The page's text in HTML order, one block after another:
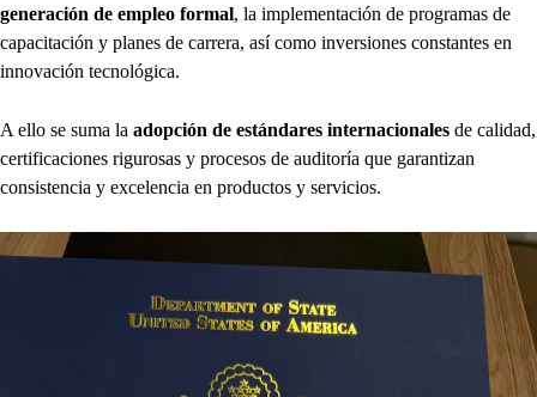
generación de empleo formal, la implementación de programas de
capacitación y planes de carrera, así como inversiones constantes en
innovación tecnológica.
A ello se suma la adopción de estándares internacionales de calidad,
certificaciones rigurosas y procesos de auditoría que garantizan
consistencia y excelencia en productos y servicios.